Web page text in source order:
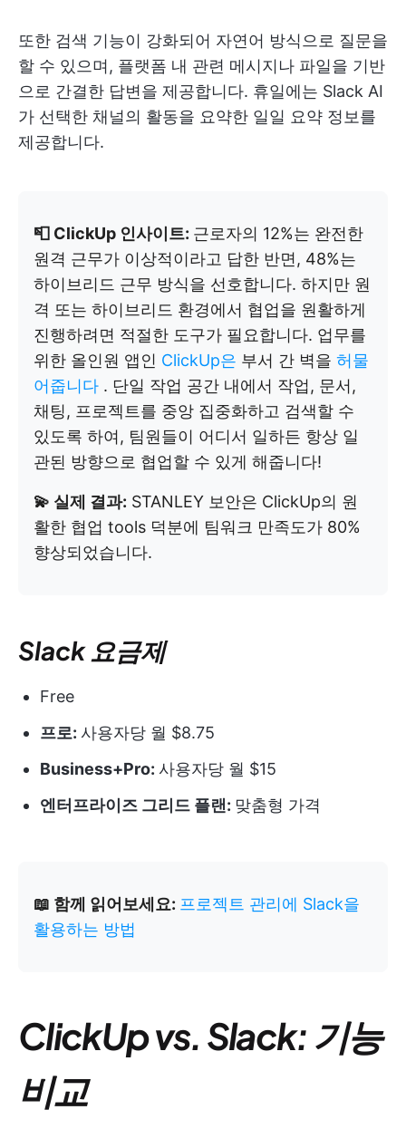
또한 검색 기능이 강화되어 자연어 방식으로 질문을
할 수 있으며, 플랫폼 내 관련 메시지나 파일을 기반
으로 간결한 답변을 제공합니다. 휴일에는 Slack AI
가 선택한 채널의 활동을 요약한 일일 요약 정보를
제공합니다.
📮 ClickUp 인사이트: 근로자의 12%는 완전한
원격 근무가 이상적이라고 답한 반면, 48%는
하이브리드 근무 방식을 선호합니다. 하지만 원
격 또는 하이브리드 환경에서 협업을 원활하게
진행하려면 적절한 도구가 필요합니다. 업무를
위한 올인원 앱인 ClickUp은 부서 간 벽을 허물
어줍니다 . 단일 작업 공간 내에서 작업, 문서,
채팅, 프로젝트를 중앙 집중화하고 검색할 수
있도록 하여, 팀원들이 어디서 일하든 항상 일
관된 방향으로 협업할 수 있게 해줍니다!
💫 실제 결과: STANLEY 보안은 ClickUp의 원
활한 협업 tools 덕분에 팀워크 만족도가 80%
향상되었습니다.
Slack 요금제
Free
프로: 사용자당 월 $8.75
Business+Pro: 사용자당 월 $15
엔터프라이즈 그리드 플랜: 맞춤형 가격
📖 함께 읽어보세요: 프로젝트 관리에 Slack을
활용하는 방법
ClickUp vs. Slack: 기능
비교